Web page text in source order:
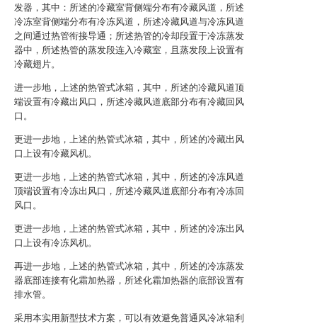
发器，其中：所述的冷藏室背侧端分布有冷藏风道，所述
冷冻室背侧端分布有冷冻风道，所述冷藏风道与冷冻风道
之间通过热管衔接导通；所述热管的冷却段置于冷冻蒸发
器中，所述热管的蒸发段连入冷藏室，且蒸发段上设置有
冷藏翅片。
进一步地，上述的热管式冰箱，其中，所述的冷藏风道顶
端设置有冷藏出风口，所述冷藏风道底部分布有冷藏回风
口。
更进一步地，上述的热管式冰箱，其中，所述的冷藏出风
口上设有冷藏风机。
更进一步地，上述的热管式冰箱，其中，所述的冷冻风道
顶端设置有冷冻出风口，所述冷藏风道底部分布有冷冻回
风口。
更进一步地，上述的热管式冰箱，其中，所述的冷冻出风
口上设有冷冻风机。
再进一步地，上述的热管式冰箱，其中，所述的冷冻蒸发
器底部连接有化霜加热器，所述化霜加热器的底部设置有
排水管。
采用本实用新型技术方案，可以有效避免普通风冷冰箱利